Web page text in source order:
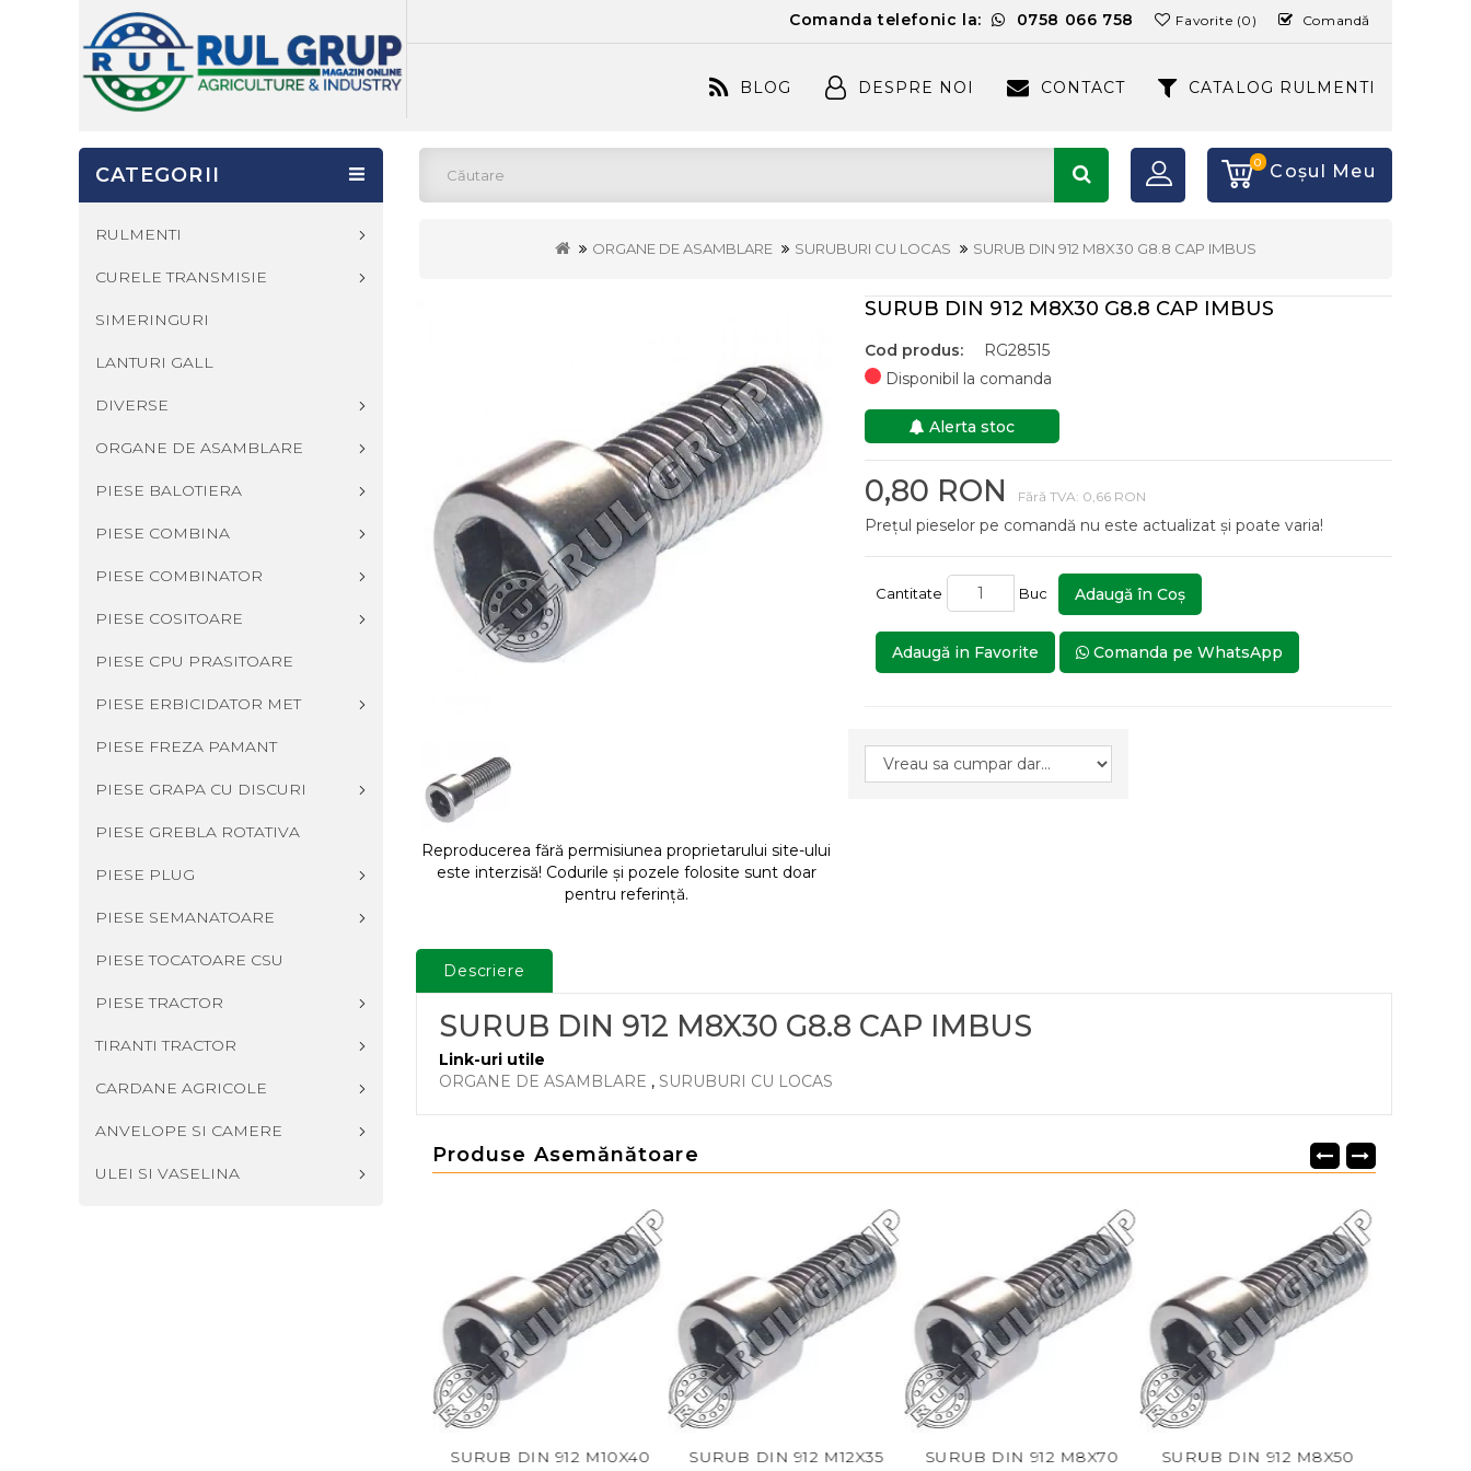
Comanda telefonic la: 0758 066 758 Favorite (0) Comandă
BLOG DESPRE NOI CONTACT CATALOG RULMENTI
0 Coşul Meu
ORGANE DE ASAMBLARE SURUBURI CU LOCAS SURUB DIN 912 M8X30 G8.8 CAP IMBUS
CATEGORII
RULMENTI
CURELE TRANSMISIE
SIMERINGURI
LANTURI GALL
DIVERSE
ORGANE DE ASAMBLARE
PIESE BALOTIERA
PIESE COMBINA
PIESE COMBINATOR
PIESE COSITOARE
PIESE CPU PRASITOARE
PIESE ERBICIDATOR MET
PIESE FREZA PAMANT
PIESE GRAPA CU DISCURI
PIESE GREBLA ROTATIVA
PIESE PLUG
PIESE SEMANATOARE
PIESE TOCATOARE CSU
PIESE TRACTOR
TIRANTI TRACTOR
CARDANE AGRICOLE
ANVELOPE SI CAMERE
ULEI SI VASELINA
Reproducerea fără permisiunea proprietarului site-ului
este interzisă! Codurile și pozele folosite sunt doar
pentru referință.
SURUB DIN 912 M8X30 G8.8 CAP IMBUS
Cod produs:
RG28515
Disponibil la comanda
Alerta stoc
0,80 RON Fără TVA: 0,66 RON
Prețul pieselor pe comandă nu este actualizat și poate varia!
Cantitate Buc Adaugă în Coş
Adaugă in Favorite Comanda pe WhatsApp
Descriere
SURUB DIN 912 M8X30 G8.8 CAP IMBUS
Link-uri utile
ORGANE DE ASAMBLARE , SURUBURI CU LOCAS
Produse Asemănătoare
SURUB DIN 912 M10X40
SURUB DIN 912 M12X35
SURUB DIN 912 M8X70
SURUB DIN 912 M8X50